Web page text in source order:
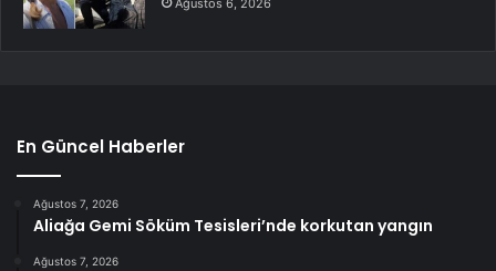
Ağustos 6, 2026
En Güncel Haberler
Ağustos 7, 2026
Aliağa Gemi Söküm Tesisleri’nde korkutan yangın
Ağustos 7, 2026